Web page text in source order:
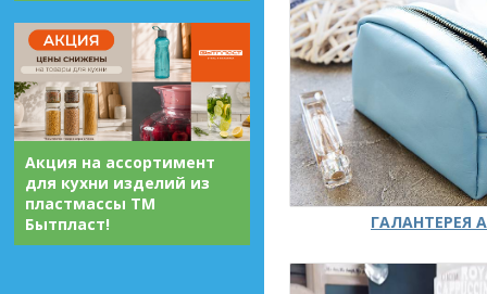
Акция на ассортимент
для кухни изделий из
пластмассы ТМ
Бытпласт!
ГАЛАНТЕРЕЯ